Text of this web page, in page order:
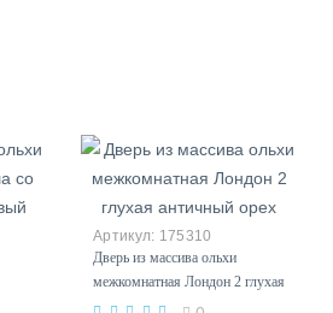
175310
Дверь из массива ольхи
межкомнатная Лондон 2 глухая
античный орех